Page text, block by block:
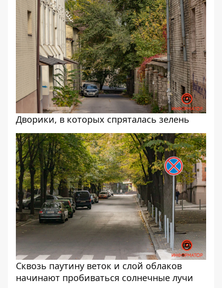
Дворики, в которых спряталась зелень
Сквозь паутину веток и слой облаков
начинают пробиваться солнечные лучи